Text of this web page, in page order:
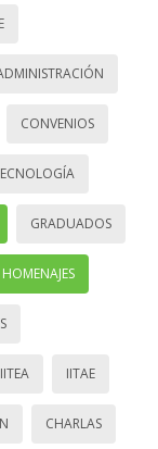
CONVENIOS
GRADUADOS
HOMENAJES
IITEA IITAE
CHARLAS